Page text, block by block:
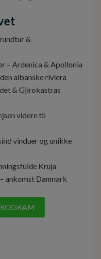
&
– Ardenica & Apollonia
albanske riviera
& Gjirokastras
videre til
vinduer og unikke
Kruja
ankomst Danmark